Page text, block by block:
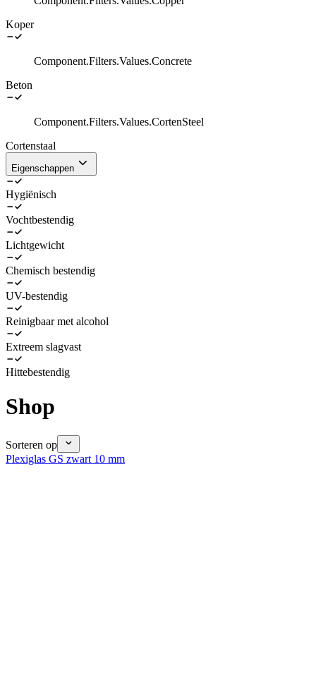
Koper
Component.Filters.Values.Concrete
Beton
Component.Filters.Values.CortenSteel
Cortenstaal
Eigenschappen
Hygiënisch
Vochtbestendig
Lichtgewicht
Chemisch bestendig
UV-bestendig
Reinigbaar met alcohol
Extreem slagvast
Hittebestendig
Shop
Sorteren op
Plexiglas GS zwart 10 mm